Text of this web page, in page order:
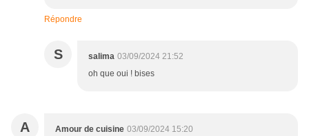
Répondre
S salima 03/09/2024 21:52
oh que oui ! bises
A Amour de cuisine 03/09/2024 15:20